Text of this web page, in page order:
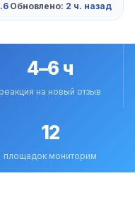
Обновлено: 2 ч. назад
4–6 ч
реакция на новый отзыв
12
площадок мониторим